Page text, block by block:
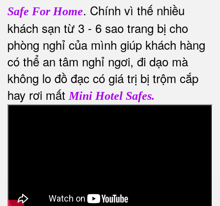
Safe For Home. Chính vì thế nhiều
khách sạn từ 3 - 6 sao trang bị cho
phòng nghỉ của mình giúp khách hàng
có thể an tâm nghỉ ngơi, đi dạo mà
không lo đồ đạc có giá trị bị trộm cắp
hay rơi mất Mini Hotel Safes.